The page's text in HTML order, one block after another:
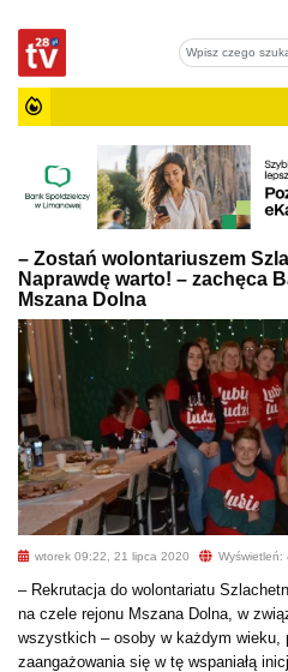
– Zostań wolontariuszem
Naprawdę warto! – zachęca
Mszana Dolna
wtorek 09:22, 21 lipca 2020 Wyświetleń:
– Rekrutacja do wolontariatu
na czele rejonu Mszana Dolna, w
wszystkich – osoby w każdym
zaangażowania się w tę wspaniałą